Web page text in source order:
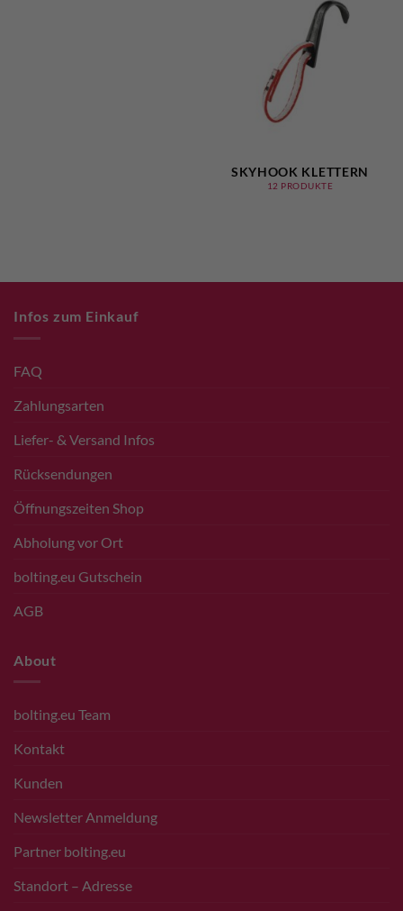
SKYHOOK KLETTERN
12 PRODUKTE
Infos zum Einkauf
FAQ
Zahlungsarten
Liefer- & Versand Infos
Rücksendungen
Öffnungszeiten Shop
Abholung vor Ort
bolting.eu Gutschein
AGB
About
bolting.eu Team
Kontakt
Kunden
Newsletter Anmeldung
Partner bolting.eu
Standort – Adresse